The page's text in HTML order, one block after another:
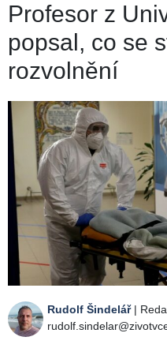
Profesor z
popsal, co se
rozvolnění
Rudolf Šindelář|